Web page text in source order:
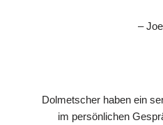
–
Dolmetscher haben ein
im persönlichen